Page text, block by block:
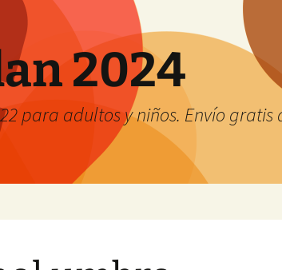
2024
para adultos y niños. Envío gratis